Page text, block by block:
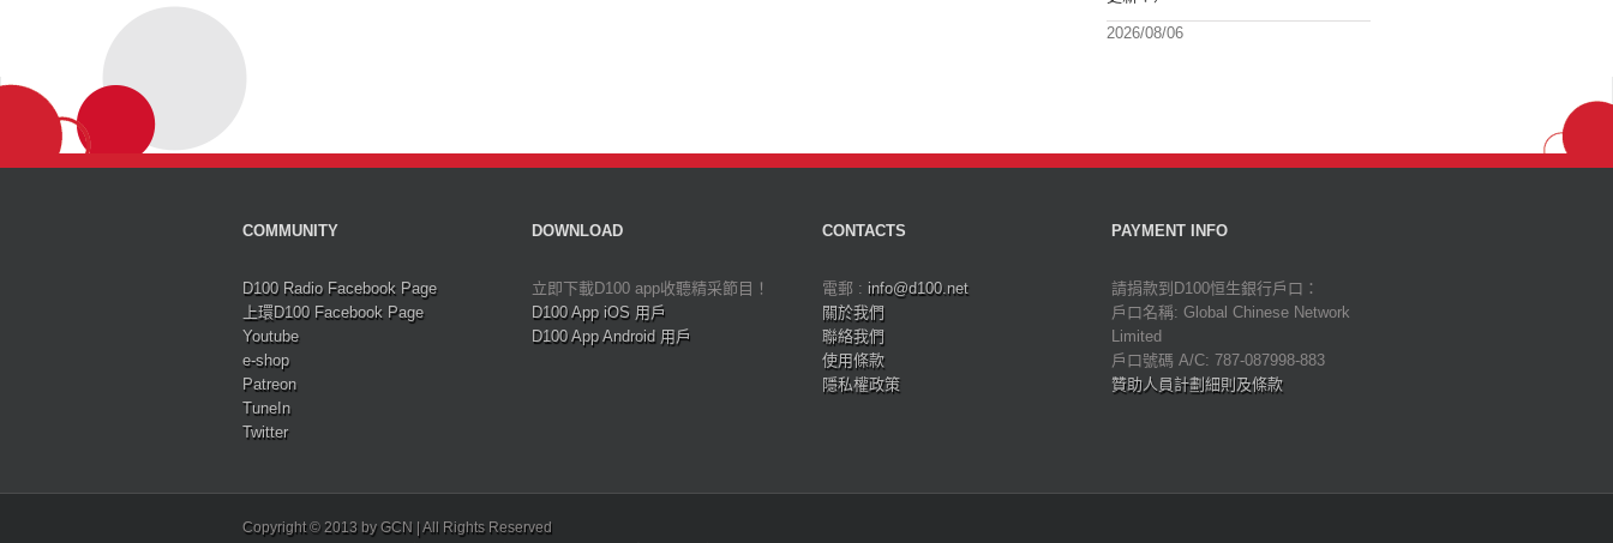
2026/08/06
COMMUNITY
D100 Radio Facebook Page
上環D100 Facebook Page
Youtube
e-shop
Patreon
TuneIn
Twitter
DOWNLOAD
立即下載D100 app收聽精采節目！
D100 App iOS 用戶
D100 App Android 用戶
CONTACTS
電郵 : info@d100.net
關於我們
聯絡我們
使用條款
隱私權政策
PAYMENT INFO
請捐款到D100恒生銀行戶口：
戶口名稱: Global Chinese Network
Limited
戶口號碼 A/C: 787-087998-883
贊助人員計劃細則及條款
Copyright © 2013 by GCN | All Rights Reserved